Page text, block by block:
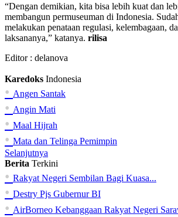
“Dengan demikian, kita bisa lebih kuat dan
membangun permuseuman di Indonesia.
melakukan penataan regulasi, kelembagaan,
laksananya,” katanya. rilisa
Editor : delanova
Karedoks Indonesia
• Angen Santak
• Angin Mati
• Maal Hijrah
• Mata dan Telinga Pemimpin
Selanjutnya
Berita Terkini
• Rakyat Negeri Sembilan Bagi Kuasa...
• Destry Pjs Gubernur BI
• AirBorneo Kebanggaan Rakyat Negeri